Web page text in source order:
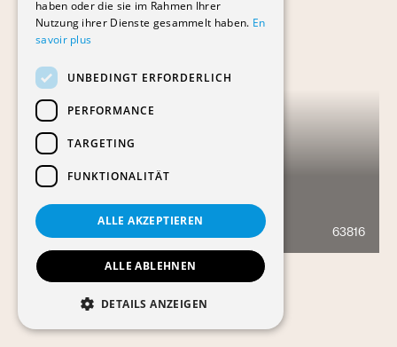
MIGROS ROMONT
63816
haben oder die sie im Rahmen Ihrer
Nutzung ihrer Dienste gesammelt haben. En
savoir plus
UNBEDINGT ERFORDERLICH
PERFORMANCE
TARGETING
FUNKTIONALITÄT
ALLE AKZEPTIEREN
ALLE ABLEHNEN
DETAILS ANZEIGEN